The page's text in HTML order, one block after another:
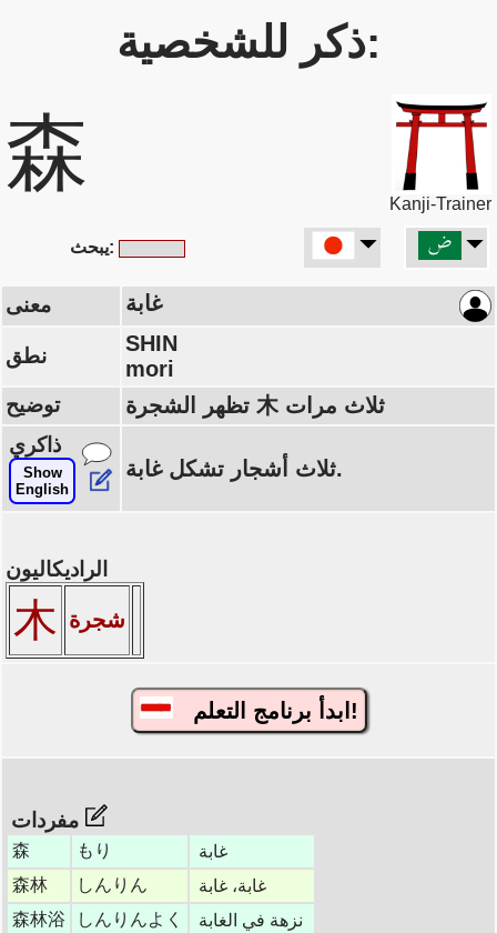
ذكر للشخصية:
森
Kanji-Trainer
يبحث:
معنى غابة
نطق
SHIN
mori
توضيح تظهر الشجرة 木 ثلاث مرات
ذاكري
Show
English
ثلاث أشجار تشكل غابة.
الراديكاليون
木 شجرة
ابدأ برنامج التعلم!
森 もり
غابة
森林
しんりん
غابة، غابة
森林浴
しんりんよく
نزهة في الغابة